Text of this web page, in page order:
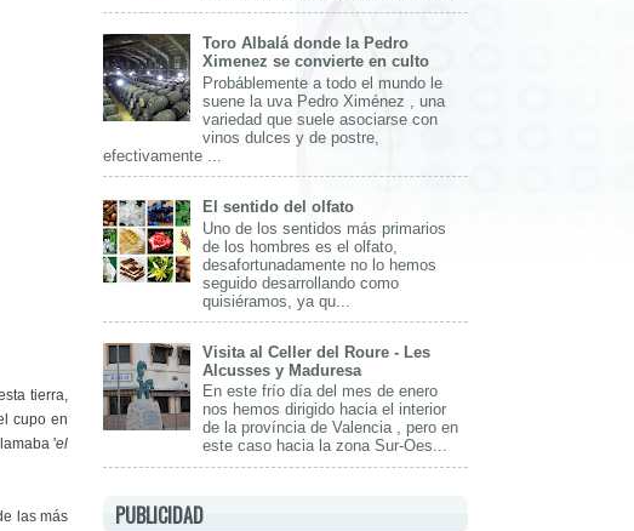
tierra,
cupo en
'el
las más
Toro Albalá donde la Pedro
Ximenez se convierte en culto
Probáblemente a todo el mundo le
suene la uva Pedro Ximénez , una
variedad que suele asociarse con
vinos dulces y de postre,
efectivamente ...
El sentido del olfato
Uno de los sentidos más primarios
de los hombres es el olfato,
desafortunadamente no lo hemos
seguido desarrollando como
quisiéramos, ya qu...
Visita al Celler del Roure - Les
Alcusses y Maduresa
En este frío día del mes de enero
nos hemos dirigido hacia el interior
de la província de Valencia , pero en
este caso hacia la zona Sur-Oes...
PUBLICIDAD